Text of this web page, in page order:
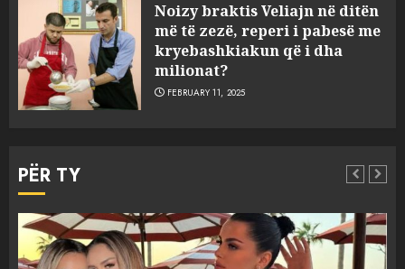
Noizy braktis Veliajn në ditën
më të zezë, reperi i pabesë me
kryebashkiakun që i dha
milionat?
FEBRUARY 11, 2025
PËR TY
3
sulmuan “One Albania”,
ngjarja u fsheh. A u vodhën
serverat?
MARCH 25, 2025
4 MARCH 25, 2025